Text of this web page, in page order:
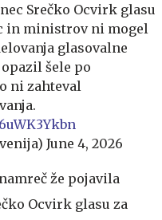
Srečko Ocvirk glasu
in ministrov ni mogel
glasovalne
šele po
ni zahteval
June 4, 2026
že pojavila
Ocvirk glasu za